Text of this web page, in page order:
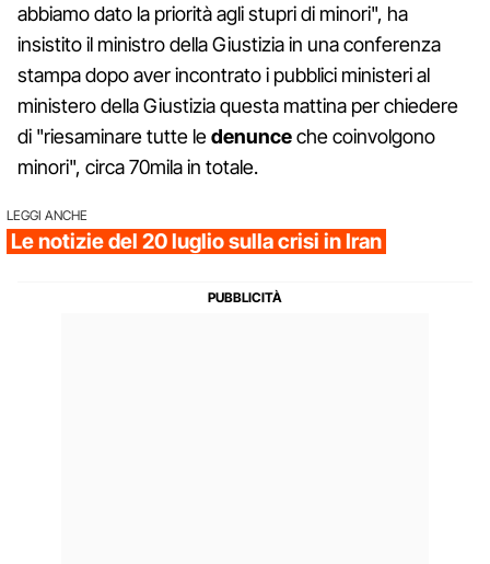
abbiamo dato la priorità agli stupri di minori", ha
insistito il ministro della Giustizia in una conferenza
stampa dopo aver incontrato i pubblici ministeri al
ministero della Giustizia questa mattina per chiedere
di "riesaminare tutte ledenunceche coinvolgono
minori", circa 70mila in totale.
LEGGI ANCHE
Le notizie del 20 luglio sulla crisi in Iran